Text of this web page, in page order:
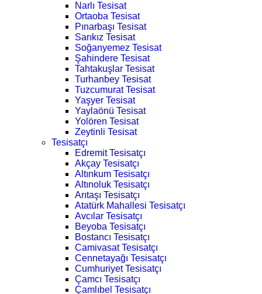
Narlı Tesisat
Ortaoba Tesisat
Pınarbaşı Tesisat
Sarıkız Tesisat
Soğanyemez Tesisat
Şahindere Tesisat
Tahtakuşlar Tesisat
Turhanbey Tesisat
Tuzcumurat Tesisat
Yaşyer Tesisat
Yaylaönü Tesisat
Yolören Tesisat
Zeytinli Tesisat
Tesisatçı
Edremit Tesisatçı
Akçay Tesisatçı
Altınkum Tesisatçı
Altınoluk Tesisatçı
Arıtaşı Tesisatçı
Atatürk Mahallesi Tesisatçı
Avcılar Tesisatçı
Beyoba Tesisatçı
Bostancı Tesisatçı
Camivasat Tesisatçı
Cennetayağı Tesisatçı
Cumhuriyet Tesisatçı
Çamcı Tesisatçı
Çamlıbel Tesisatçı